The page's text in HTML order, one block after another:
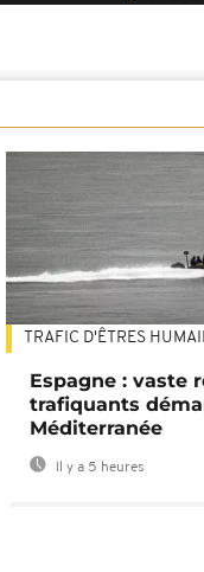
TRAFIC D'ÊTRES
Espagne : vaste
trafiquants
Méditerranée
Il y a 5 heures